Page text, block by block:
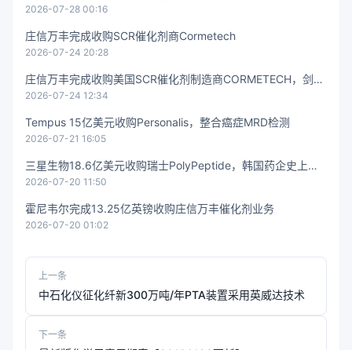
股共建重型燃料电池
2026-07-28 00:16
庄信万丰完成收购SCR催化剂商Cormetech
2026-07-24 20:28
庄信万丰完成收购美国SCR催化剂制造商CORMETECH，剑指
数据中心与发电排放控制
2026-07-24 12:34
Tempus 15亿美元收购Personalis，整合癌症MRD检测
2026-07-21 16:05
三星生物18.6亿美元收购瑞士PolyPeptide，韩国药企史上最
大海外并购
2026-07-20 11:50
霍尼韦尔完成13.25亿英镑收购庄信万丰催化剂业务
2026-07-20 01:02
上一条
中石化仪征化纤新300万吨/年PTA装置采用​英威达技术
下一条